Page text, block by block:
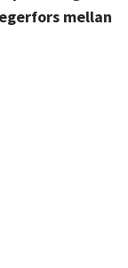
mellan